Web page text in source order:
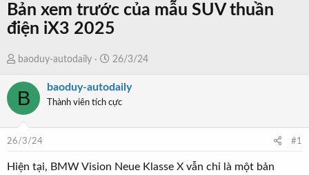
Bản xem trước của mẫu SUV thuần
điện iX3 2025
T
r
e
d
t
baoduy-autodaily
N
à
y
đ
26/3/24
B baoduy-autodaily
Thành viên tích cực
26/3/24 #1
Hiện tại, BMW Vision Neue Klasse X vẫn chỉ là một bản